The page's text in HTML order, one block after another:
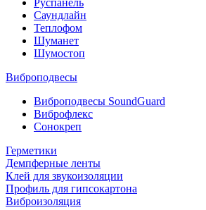
Руспанель
Саундлайн
Теплофом
Шуманет
Шумостоп
Виброподвесы
Виброподвесы SoundGuard
Виброфлекс
Сонокреп
Герметики
Демпферные ленты
Клей для звукоизоляции
Профиль для гипсокартона
Виброизоляция